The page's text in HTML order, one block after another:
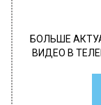
БОЛЬШЕ
ВИДЕО В